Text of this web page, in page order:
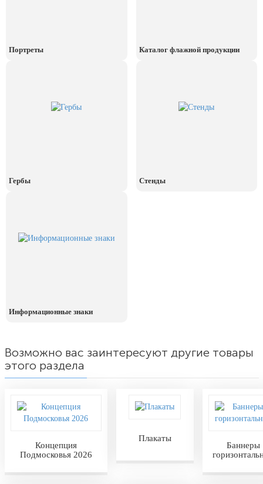
июля)
Портреты Каталог флажной продукции
Гербы Стенды
Информационные знаки
Возможно вас заинтересуют другие товары
этого раздела
Концепция
Подмосковья 2026
Плакаты
Баннеры